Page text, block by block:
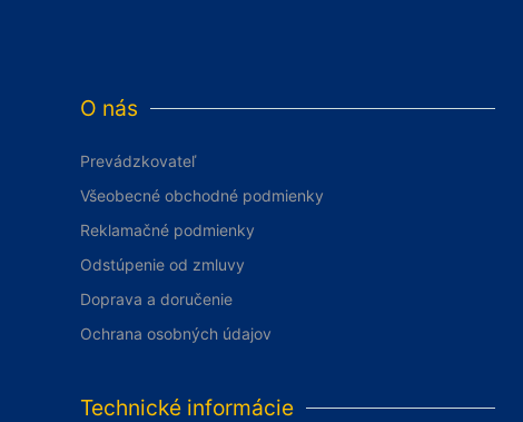
O nás
Prevádzkovateľ
Všeobecné obchodné podmienky
Reklamačné podmienky
Odstúpenie od zmluvy
Doprava a doručenie
Ochrana osobných údajov
Technické informácie